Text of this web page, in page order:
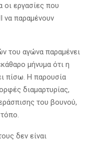
εργασίες που
να παραμένουν
του αγώνα παραμένει
μήνυμα ότι η
πίσω. Η παρουσία
διαμαρτυρίας,
του βουνού,
δεν είναι